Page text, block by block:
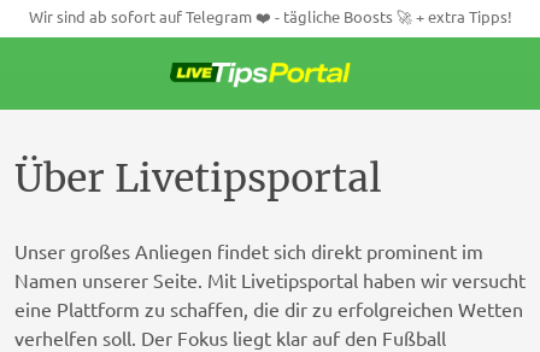
Wir sind ab sofort auf Telegram ❤️ - tägliche Boosts 🚀 + extra Tipps!
Inhalt
Über Livetipsportal
Unser großes Anliegen findet sich direkt prominent im
Namen unserer Seite. Mit Livetipsportal haben wir versucht
eine Plattform zu schaffen, die dir zu erfolgreichen Wetten
verhelfen soll. Der Fokus liegt klar auf den Fußball